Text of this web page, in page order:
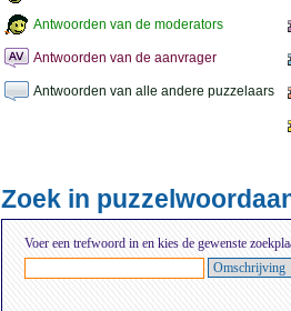
Antwoorden van de moderators
Antwoorden van de aanvrager
Antwoorden van alle andere puzzelaars
Zoek in
Voer een trefwoord in en kies de gewenste